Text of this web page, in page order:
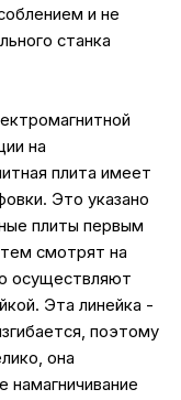
и не
станка
на
плита имеет
Это указано
плиты первым
смотрят на
осуществляют
Эта линейка -
поэтому
она